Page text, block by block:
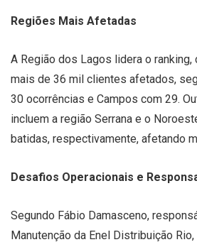
Regiões Mais Afetadas
A Região dos Lagos lidera o
mais de 36 mil clientes afetados,
30 ocorrências e Campos com 29.
incluem a região Serrana e o
batidas, respectivamente, afetando
Desafios Operacionais e
Segundo Fábio Damasceno,
Manutenção da Enel Distribuição